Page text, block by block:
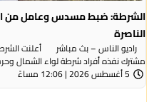
الشرطة: ضبط مسدس وعامل من
الناصرة
مشترك نفذه أفراد شرطة لواء الشمال
5 أغسطس 2026 | 12:06 مساءً